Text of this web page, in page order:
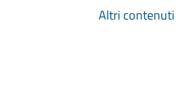
Altri contenuti